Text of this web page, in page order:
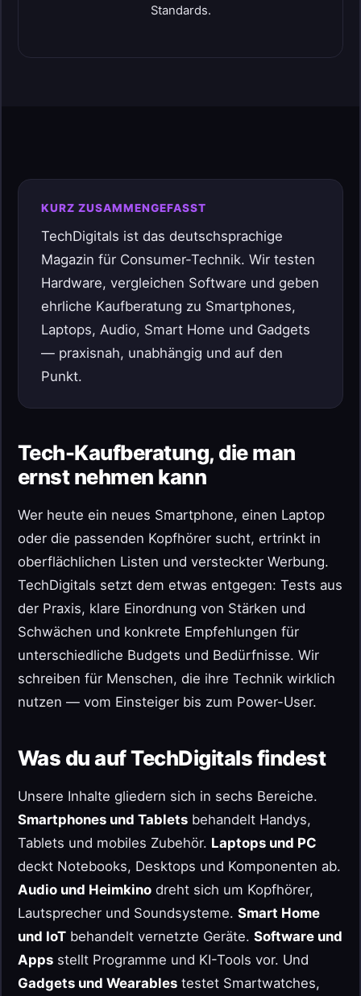
Standards.
KURZ ZUSAMMENGEFASST
TechDigitals ist das deutschsprachige
Magazin für Consumer-Technik. Wir testen
Hardware, vergleichen Software und geben
ehrliche Kaufberatung zu Smartphones,
Laptops, Audio, Smart Home und Gadgets
— praxisnah, unabhängig und auf den
Punkt.
Tech-Kaufberatung, die man
ernst nehmen kann
Wer heute ein neues Smartphone, einen Laptop
oder die passenden Kopfhörer sucht, ertrinkt in
oberflächlichen Listen und versteckter Werbung.
TechDigitals setzt dem etwas entgegen: Tests aus
der Praxis, klare Einordnung von Stärken und
Schwächen und konkrete Empfehlungen für
unterschiedliche Budgets und Bedürfnisse. Wir
schreiben für Menschen, die ihre Technik wirklich
nutzen — vom Einsteiger bis zum Power-User.
Was du auf TechDigitals findest
Unsere Inhalte gliedern sich in sechs Bereiche.
Smartphones und Tablets behandelt Handys,
Tablets und mobiles Zubehör. Laptops und PC
deckt Notebooks, Desktops und Komponenten ab.
Audio und Heimkino dreht sich um Kopfhörer,
Lautsprecher und Soundsysteme. Smart Home
und IoT behandelt vernetzte Geräte. Software und
Apps stellt Programme und KI-Tools vor. Und
Gadgets und Wearables testet Smartwatches,